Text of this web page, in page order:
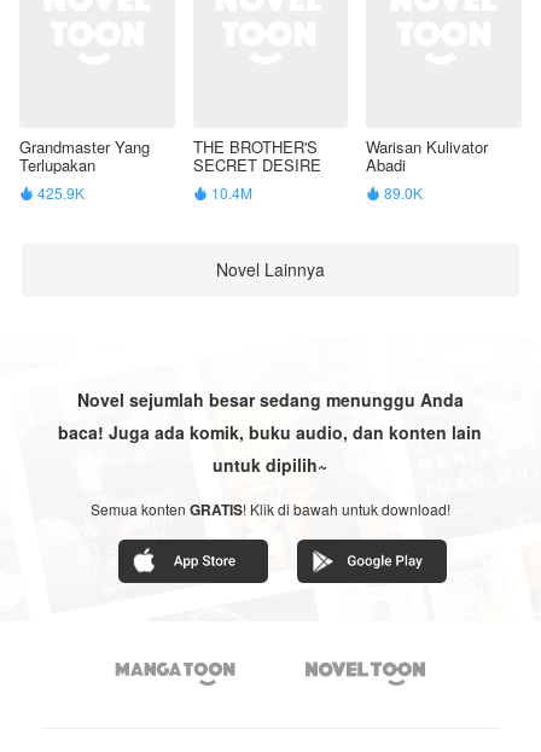
Grandmaster Yang
Terlupakan
 425.9K
THE BROTHER'S
SECRET DESIRE
 10.4M
Warisan Kulivator
Abadi
 89.0K
Novel Lainnya
Novel sejumlah besar sedang menunggu Anda
baca! Juga ada komik, buku audio, dan konten lain
untuk dipilih~
Semua konten GRATIS! Klik di bawah untuk download!
 